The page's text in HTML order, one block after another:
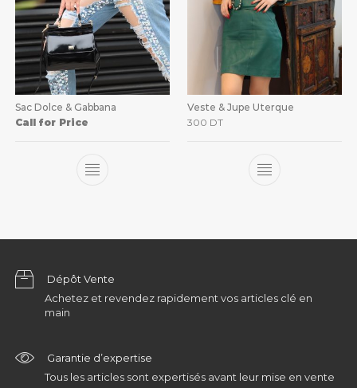
Sac Dolce & Gabbana
Call for Price
Veste & Jupe Uterque
300 DT
Dépôt Vente
Achetez et revendez rapidement vos articles clé en
main
Garantie d’expertise
Tous les articles sont expertisés avant leur mise en vente